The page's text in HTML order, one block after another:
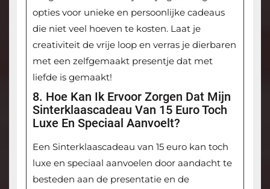
opties voor unieke en persoonlijke cadeaus
die niet veel hoeven te kosten. Laat je
creativiteit de vrije loop en verras je dierbaren
met een zelfgemaakt presentje dat met
liefde is gemaakt!
8. Hoe Kan Ik Ervoor Zorgen Dat Mijn
Sinterklaascadeau Van 15 Euro Toch
Luxe En Speciaal Aanvoelt?
Een Sinterklaascadeau van 15 euro kan toch
luxe en speciaal aanvoelen door aandacht te
besteden aan de presentatie en de